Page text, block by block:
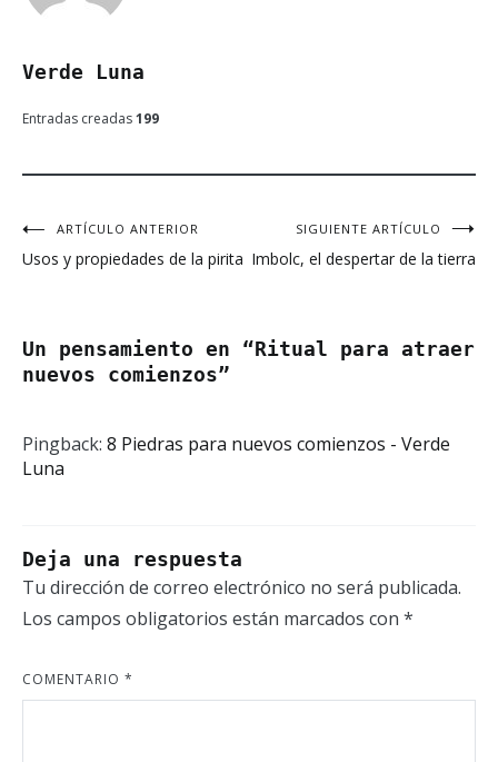
Verde Luna
Entradas creadas199
Navegación
ARTÍCULO ANTERIOR
Usos y propiedades de la pirita
SIGUIENTE ARTÍCULO
Imbolc, el despertar de la tierra
Un pensamiento en “Ritual para atraer
nuevos comienzos”
Pingback: 8 Piedras para nuevos comienzos - Verde
Luna
Deja una respuesta
Tu dirección de correo electrónico no será publicada.
Los campos obligatorios están marcados con *
COMENTARIO *